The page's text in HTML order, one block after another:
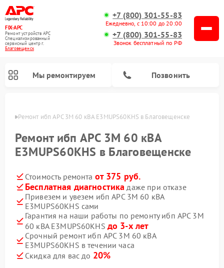
FIX-APC
Ремонт устройств APC
Специализированный
cервисный центр г.
Благовещенск
+7 (800) 301-55-83
Ежедневно, с 10:00 до 20:00
+7 (800) 301-55-83
Звонок бесплатный по РФ
Мы ремонтируем Позвонить
Ремонт ибп APC 3M 60 кВА E3MUPS60KHS в Благовещенске
Ремонт ибп APC 3M 60 кВА
E3MUPS60KHS в Благовещенске
Стоимость ремонта от 375 руб.
Бесплатная диагностика даже при отказе
Привезем и увезем ибп APC 3M 60 кВА
E3MUPS60KHS сами
Гарантия на наши работы по ремонту ибп APC 3M
60 кВА E3MUPS60KHS до 3-х лет
Срочный ремонт ибп APC 3M 60 кВА
E3MUPS60KHS в течении часа
Скидка для вас до 20%